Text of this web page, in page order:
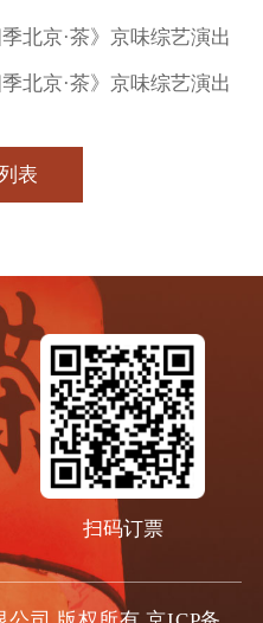
北京·茶》京味综艺演出
北京·茶》京味综艺演出
表
扫码订票